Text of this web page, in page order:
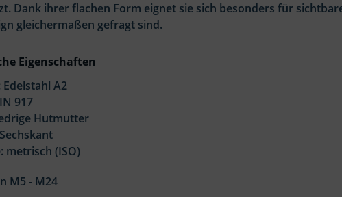
Dank ihrer flachen Form eignet sie sich besonders für
gleichermaßen gefragt sind.
Eigenschaften
A2
917
Hutmutter
metrisch (ISO)
M5 - M24